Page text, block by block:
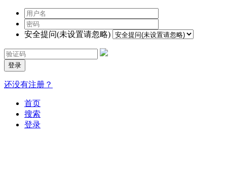
安全提问(未设置请忽略)
登录
还没有注册？
首页
搜索
登录